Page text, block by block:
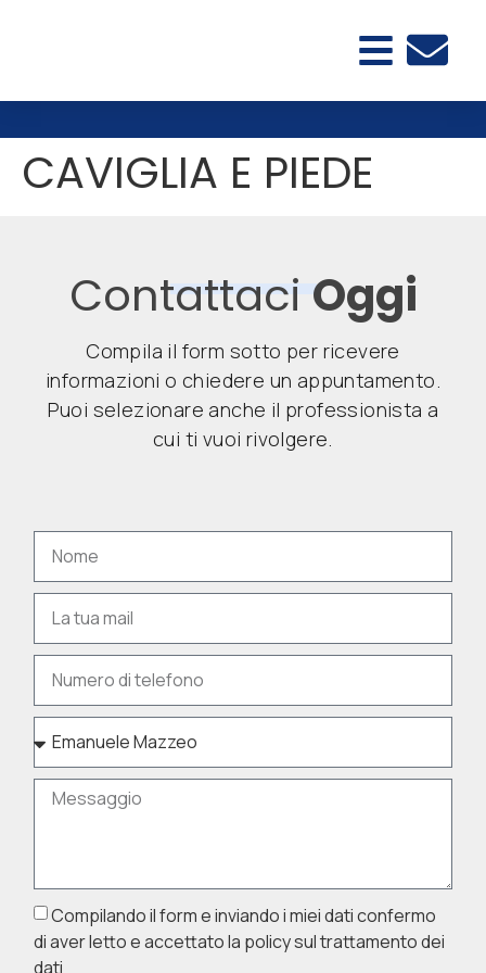
CAVIGLIA E PIEDE
Contattaci Oggi
Compila il form sotto per ricevere
informazioni o chiedere un appuntamento.
Puoi selezionare anche il professionista a
cui ti vuoi rivolgere.
Compilando il form e inviando i miei dati confermo
di aver letto e accettato la policy sul trattamento dei
dati